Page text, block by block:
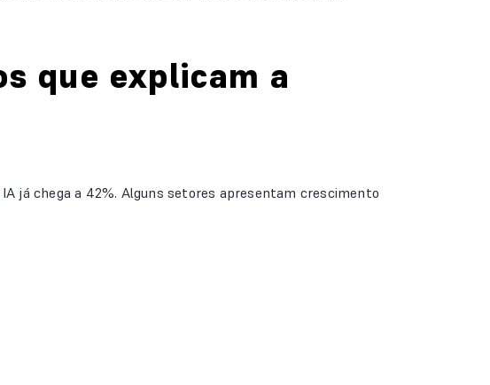
que explicam a
já chega a 42%. Alguns setores apresentam crescimento